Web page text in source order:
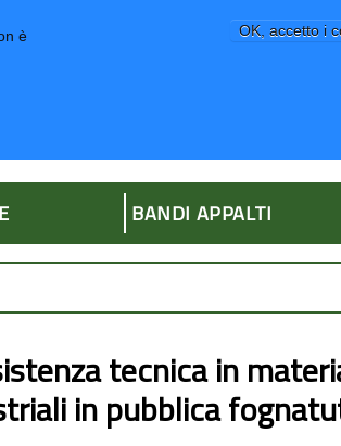
è
OK, accetto i
BANDI APPALTI
tecnica in
in pubblica